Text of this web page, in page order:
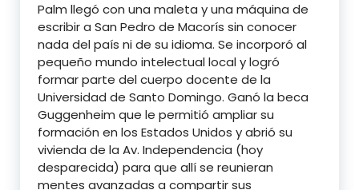
Palm llegó con una maleta y una máquina de
escribir a San Pedro de Macorís sin conocer
nada del país ni de su idioma. Se incorporó al
pequeño mundo intelectual local y logró
formar parte del cuerpo docente de la
Universidad de Santo Domingo. Ganó la beca
Guggenheim que le permitió ampliar su
formación en los Estados Unidos y abrió su
vivienda de la Av. Independencia (hoy
desparecida) para que allí se reunieran
mentes avanzadas a compartir sus